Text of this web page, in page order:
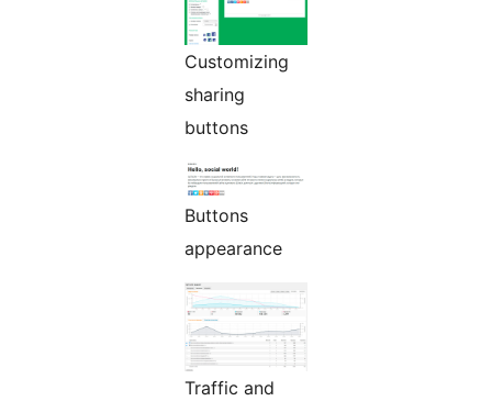
Customizing
sharing
buttons
Buttons
appearance
Traffic and